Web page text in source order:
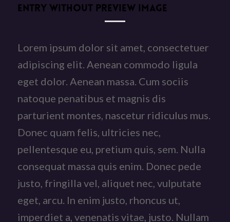
ENTRY WITHOUT PREVIEW IMAGE
Lorem ipsum dolor sit amet, consectetuer
adipiscing elit. Aenean commodo ligula
eget dolor. Aenean massa. Cum sociis
natoque penatibus et magnis dis
parturient montes, nascetur ridiculus mus.
Donec quam felis, ultricies nec,
pellentesque eu, pretium quis, sem. Nulla
consequat massa quis enim. Donec pede
justo, fringilla vel, aliquet nec, vulputate
eget, arcu. In enim justo, rhoncus ut,
imperdiet a, venenatis vitae, justo. Nullam